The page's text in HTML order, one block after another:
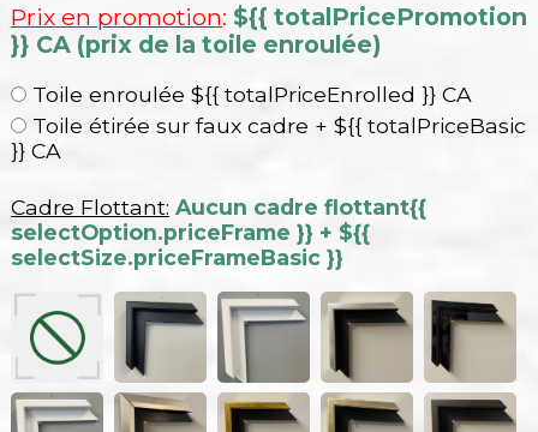
Prix en promotion: ${{ totalPricePromotion
}} CA (prix de la toile enroulée)
Toile enroulée ${{ totalPriceEnrolled }} CA
Toile étirée sur faux cadre + ${{ totalPriceBasic
}} CA
Cadre Flottant: Aucun cadre flottant{{
selectOption.priceFrame }} + ${{
selectSize.priceFrameBasic }}